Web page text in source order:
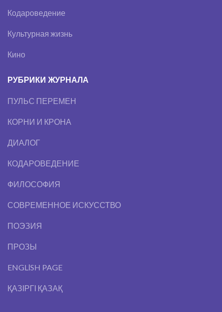
Кодароведение
Культурная жизнь
Кино
РУБРИКИ ЖУРНАЛА
ПУЛЬС ПЕРЕМЕН
КОРНИ И КРОНА
ДИАЛОГ
КОДАРОВЕДЕНИЕ
ФИЛОСОФИЯ
СОВРЕМЕННОЕ ИСКУССТВО
ПОЭЗИЯ
ПРОЗЫ
ENGLІSH PAGE
ҚАЗІРГІ ҚАЗАҚ